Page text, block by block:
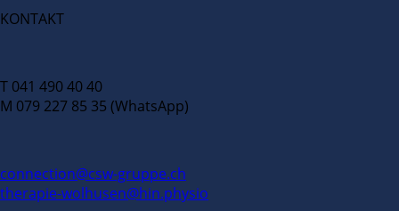
KONTAKT
T 041 490 40 40
M 079 227 85 35 (WhatsApp)
connection@csw-gruppe.ch
therapie-wolhusen@hin.physio